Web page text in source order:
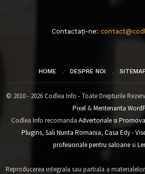
Contactați-ne:
HOME DESPRE NOI
© 2010 - 2026 Codlea Info - Toate Drepturile
Pixel&Mentenanta
Codlea Info recomanda Advertoriale si
Plugins, Sali Nunta Romania, Casa Edy -
profesionale pentru saloanesi
Reproducerea integrala sau partiala a